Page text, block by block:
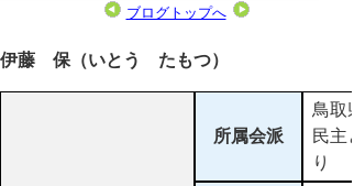
ブログトップへ
伊藤 保（いとう たもつ）
所属会派
鳥取
民主
り